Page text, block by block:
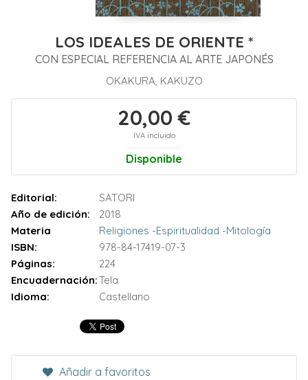
LOS IDEALES DE ORIENTE *
CON ESPECIAL REFERENCIA AL ARTE JAPONÉS
OKAKURA, KAKUZO
20,00 €
IVA incluido
Disponible
Editorial:
SATORI
Año de edición:
2018
Materia
Religiones -Espiritualidad -Mitología
ISBN:
978-84-17419-07-3
Páginas:
224
Encuadernación:Tela
Idioma:
Castellano
Añadir a favoritos